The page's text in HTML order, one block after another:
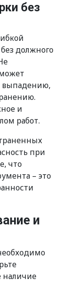
без
должного
выпадению,
и
работ.
при
что
– это
и
наличие